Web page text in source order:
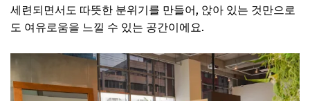
세련되면서도 따뜻한 분위기를 만들어, 앉아 있는 것만으로
도 여유로움을 느낄 수 있는 공간이에요.